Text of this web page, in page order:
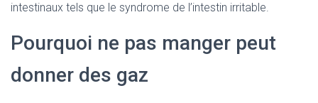
intestinaux tels que le syndrome de l’intestin irritable.
Pourquoi ne pas manger peut
donner des gaz